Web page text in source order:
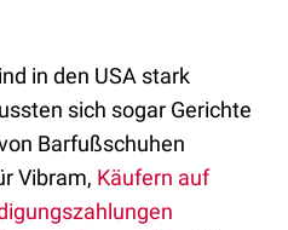
in den USA stark
sich sogar Gerichte
Barfußschuhen
Vibram, Käufern auf